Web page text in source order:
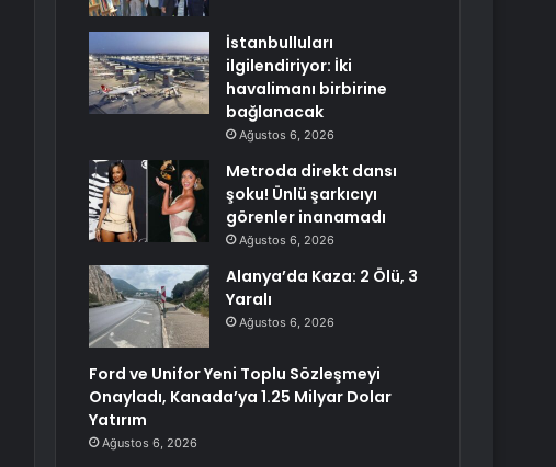
İstanbulluları
ilgilendiriyor: İki
havalimanı birbirine
bağlanacak
Ağustos 6, 2026
Metroda direkt dansı
şoku! Ünlü şarkıcıyı
görenler inanamadı
Ağustos 6, 2026
Alanya’da Kaza: 2 Ölü, 3
Yaralı
Ağustos 6, 2026
Ford ve Unifor Yeni Toplu Sözleşmeyi
Onayladı, Kanada’ya 1.25 Milyar Dolar
Yatırım
Ağustos 6, 2026